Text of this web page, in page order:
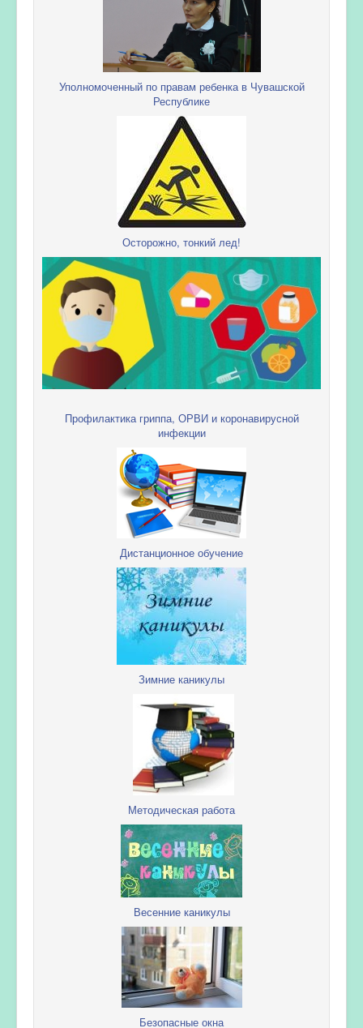
Уполномоченный по правам ребенка в Чувашской
Республике
Осторожно, тонкий лед!
Профилактика гриппа, ОРВИ и коронавирусной
инфекции
Дистанционное обучение
Зимние каникулы
Методическая работа
Весенние каникулы
Безопасные окна